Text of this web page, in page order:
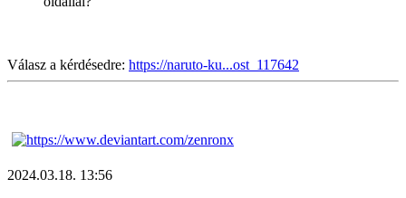
Válasz a kérdésedre: https://naruto-ku...ost_117642
2024.03.18. 13:56